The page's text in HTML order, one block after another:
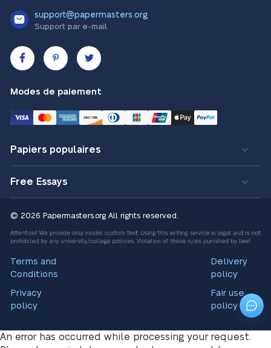
support@papermasters.org
Support par e-mail
Modes de paiement
Papiers populaires
Free Essays
© 2026 Papermasters.org All rights reserved.
Terms and
Conditions
Privacy
policy
Delivery
policy
Fair use
policy
An error has occurred while processing your request.